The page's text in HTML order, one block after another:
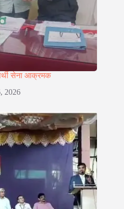
सेना आक्रमक
2026